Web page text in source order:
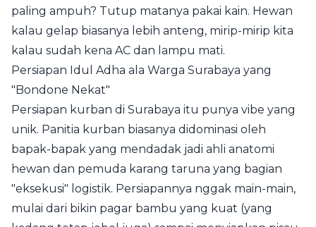
paling ampuh? Tutup matanya pakai kain. Hewan
kalau gelap biasanya lebih anteng, mirip-mirip kita
kalau sudah kena AC dan lampu mati.
Persiapan Idul Adha ala Warga Surabaya yang
"Bondone Nekat"
Persiapan kurban di Surabaya itu punya vibe yang
unik. Panitia kurban biasanya didominasi oleh
bapak-bapak yang mendadak jadi ahli anatomi
hewan dan pemuda karang taruna yang bagian
"eksekusi" logistik. Persiapannya nggak main-main,
mulai dari bikin pagar bambu yang kuat (yang